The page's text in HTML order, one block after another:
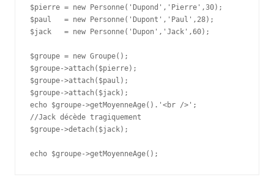
$pierre = new Personne('Dupond','Pierre',30);
$paul   = new Personne('Dupont','Paul',28);
$jack   = new Personne('Dupon','Jack',60);
$groupe = new Groupe();
$groupe->attach($pierre);
$groupe->attach($paul);
$groupe->attach($jack);
echo $groupe->getMoyenneAge().'<br />';
//Jack décède tragiquement
$groupe->detach($jack);